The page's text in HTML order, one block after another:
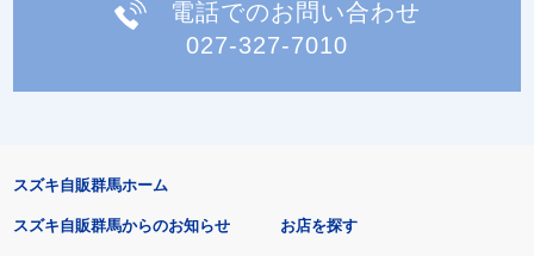
電話でのお問い合わせ
027-327-7010
スズキ自販群馬ホーム
スズキ自販群馬からのお知らせ お店を探す